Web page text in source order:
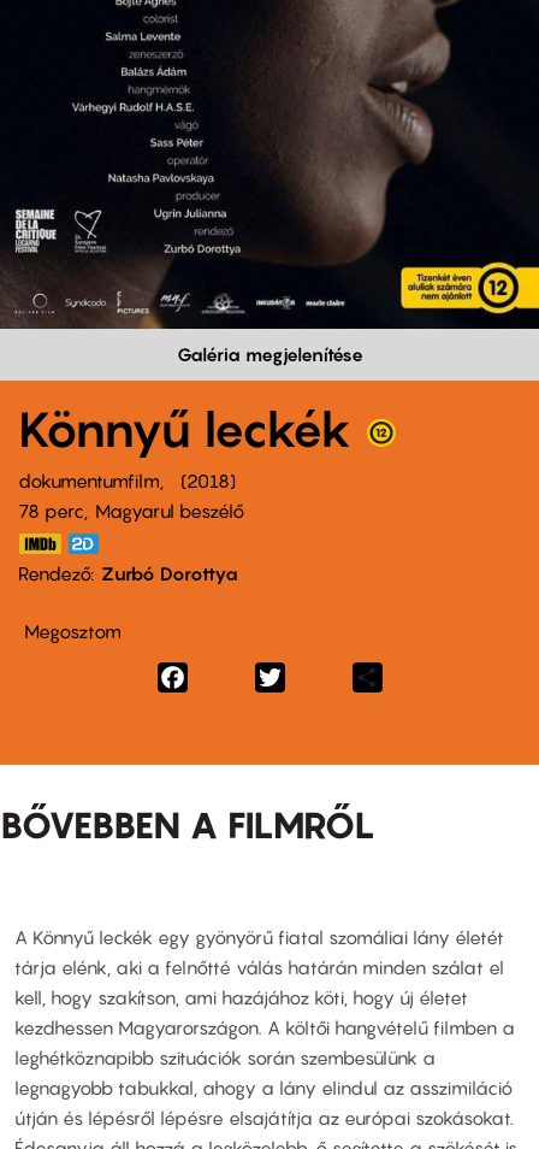
Galéria megjelenítése
Könnyű leckék
dokumentumfilm
2018
78 perc,
Magyarul beszélő
Rendező Zurbó Dorottya
Megosztom
Facebook
BŐVEBBEN A FILMRŐL
A Könnyű leckék egy gyönyörű fiatal szomáliai lány életét
tárja elénk, aki a felnőtté válás határán minden szálat el
kell, hogy szakítson, ami hazájához köti, hogy új életet
kezdhessen Magyarországon. A költői hangvételű filmben a
leghétköznapibb szituációk során szembesülünk a
legnagyobb tabukkal, ahogy a lány elindul az asszimiláció
útján és lépésről lépésre elsajátítja az európai szokásokat.